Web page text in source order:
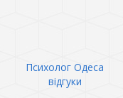
Психолог Одеса
відгуки